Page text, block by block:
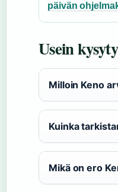
päivän
Usein
Milloin Keno
Kuinka
Mikä on ero